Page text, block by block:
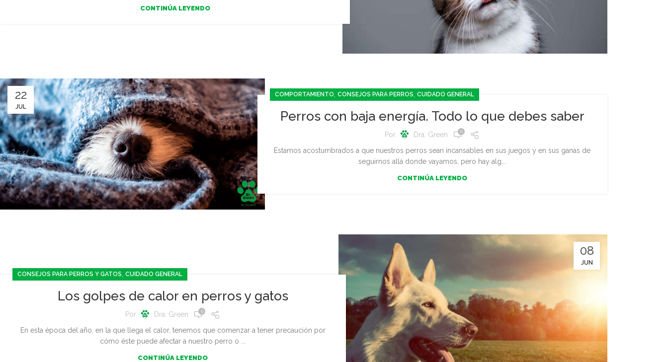
CONTINÚA LEYENDO
22
JUL
COMPORTAMIENTO CONSEJOS PARA PERROS CUIDADO GENERAL
Perros con baja energía. Todo lo que debes saber
Por Dra. Green 0
Estamos acostumbrados a que nuestros perros sean incansables en sus juegos y en sus ganas de
seguirnos allá donde vayamos, pero hay alg...
CONTINÚA LEYENDO
08
JUN
CONSEJOS PARA PERROS Y GATOS CUIDADO GENERAL
Los golpes de calor en perros y gatos
Por Dra. Green 0
En esta época del año, en la que llega el calor, tenemos que comenzar a tener precaución por
cómo éste puede afectar a nuestro perro o ...
CONTINÚA LEYENDO